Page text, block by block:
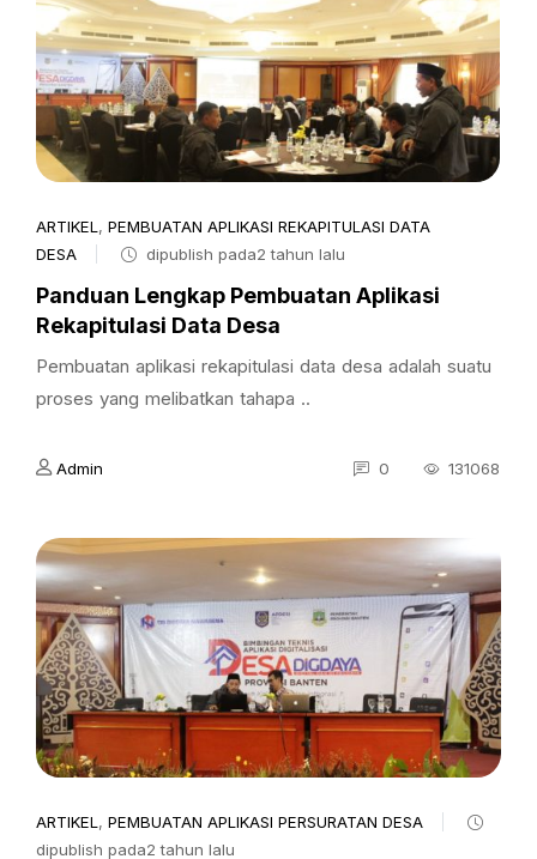
ARTIKEL , PEMBUATAN APLIKASI REKAPITULASI DATA
DESA
dipublish pada2 tahun lalu
Panduan Lengkap Pembuatan Aplikasi
Rekapitulasi Data Desa
Pembuatan aplikasi rekapitulasi data desa adalah suatu
proses yang melibatkan tahapa ..
Admin 0 131068
ARTIKEL , PEMBUATAN APLIKASI PERSURATAN DESA
dipublish pada2 tahun lalu